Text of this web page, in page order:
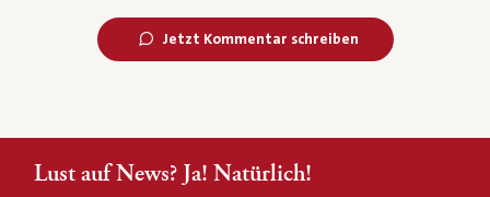
Jetzt Kommentar schreiben
Lust auf News? Ja! Natürlich!